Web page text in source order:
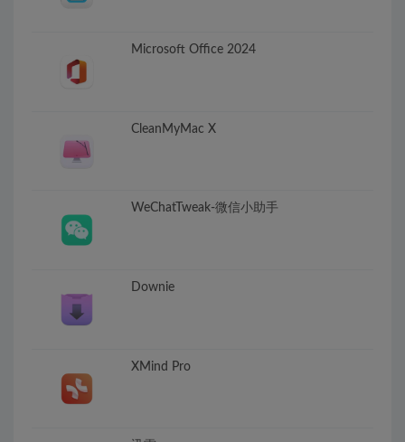
Microsoft Office 2024
CleanMyMac X
WeChatTweak-微信小助手
Downie
XMind Pro